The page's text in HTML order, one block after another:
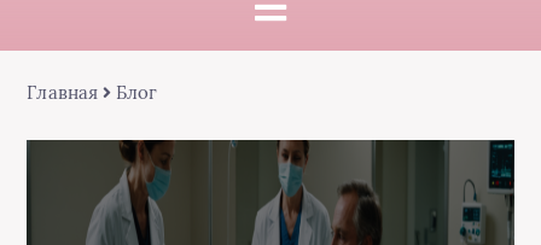
Главная Блог